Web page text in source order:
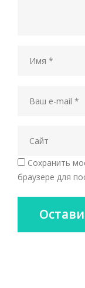
Сохранить
браузере для